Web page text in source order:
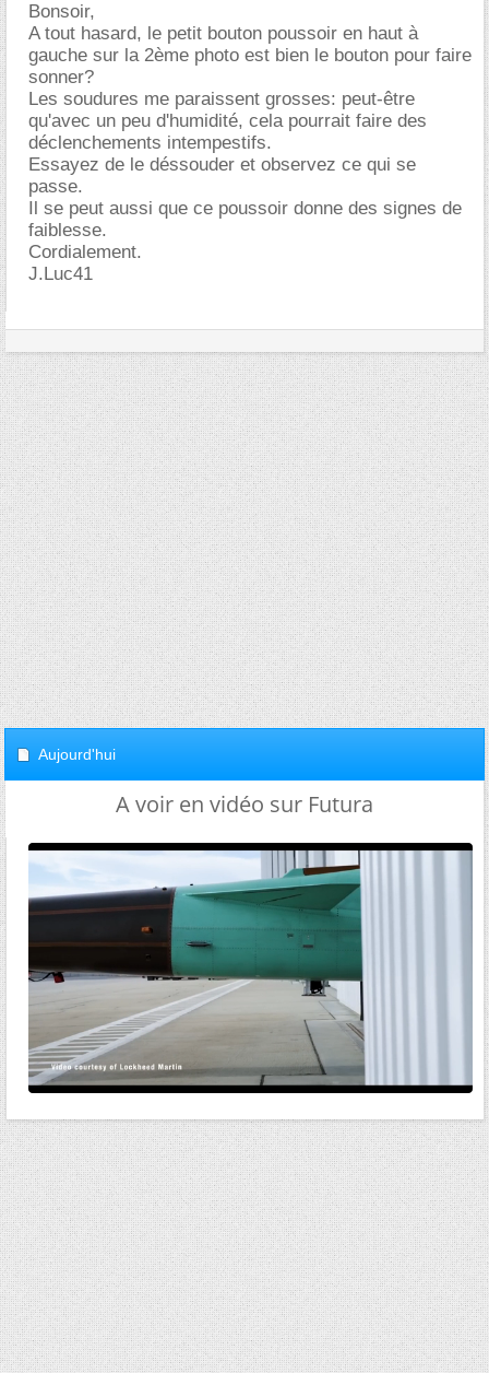
Bonsoir,
A tout hasard, le petit bouton poussoir en haut à
gauche sur la 2ème photo est bien le bouton pour faire
sonner?
Les soudures me paraissent grosses: peut-être
qu'avec un peu d'humidité, cela pourrait faire des
déclenchements intempestifs.
Essayez de le déssouder et observez ce qui se
passe.
Il se peut aussi que ce poussoir donne des signes de
faiblesse.
Cordialement.
J.Luc41
Aujourd'hui
A voir en vidéo sur Futura